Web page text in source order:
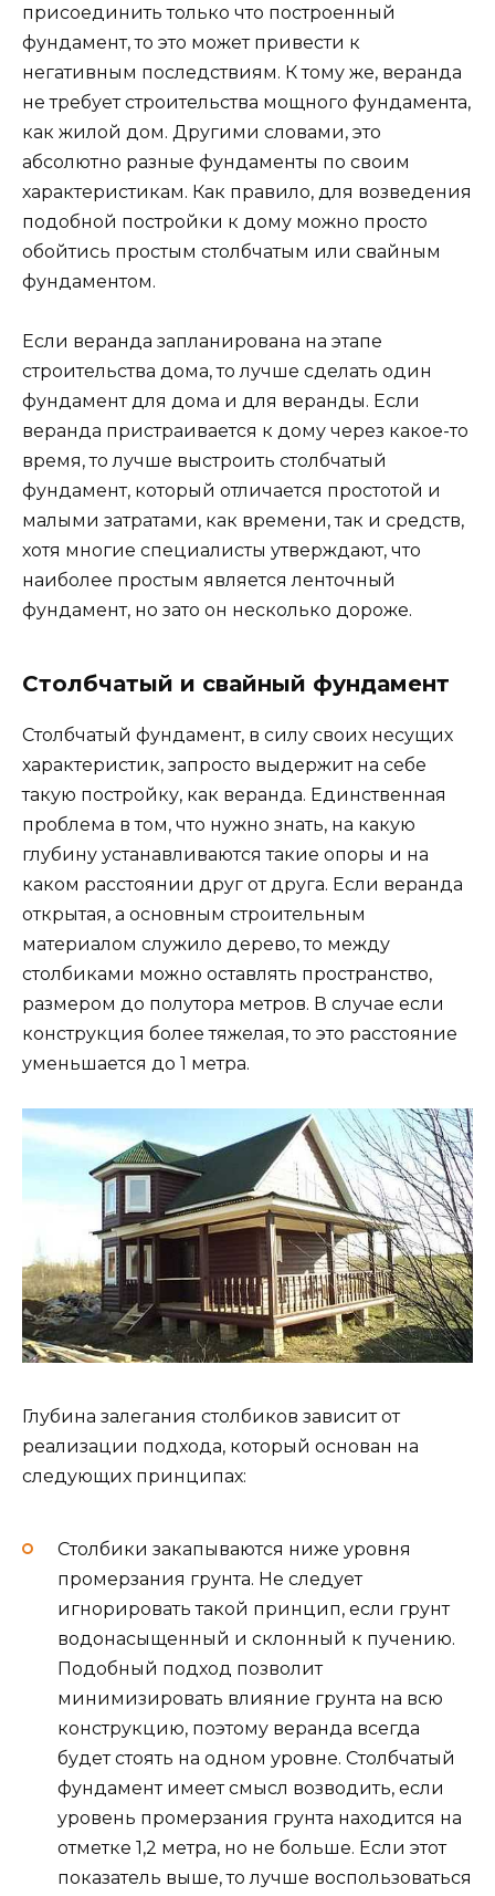
присоединить только что построенный
фундамент, то это может привести к
негативным последствиям. К тому же, веранда
не требует строительства мощного фундамента,
как жилой дом. Другими словами, это
абсолютно разные фундаменты по своим
характеристикам. Как правило, для возведения
подобной постройки к дому можно просто
обойтись простым столбчатым или свайным
фундаментом.
Если веранда запланирована на этапе
строительства дома, то лучше сделать один
фундамент для дома и для веранды. Если
веранда пристраивается к дому через какое-то
время, то лучше выстроить столбчатый
фундамент, который отличается простотой и
малыми затратами, как времени, так и средств,
хотя многие специалисты утверждают, что
наиболее простым является ленточный
фундамент, но зато он несколько дороже.
Столбчатый и свайный фундамент
Столбчатый фундамент, в силу своих несущих
характеристик, запросто выдержит на себе
такую постройку, как веранда. Единственная
проблема в том, что нужно знать, на какую
глубину устанавливаются такие опоры и на
каком расстоянии друг от друга. Если веранда
открытая, а основным строительным
материалом служило дерево, то между
столбиками можно оставлять пространство,
размером до полутора метров. В случае если
конструкция более тяжелая, то это расстояние
уменьшается до 1 метра.
Глубина залегания столбиков зависит от
реализации подхода, который основан на
следующих принципах:
Столбики закапываются ниже уровня
промерзания грунта. Не следует
игнорировать такой принцип, если грунт
водонасыщенный и склонный к пучению.
Подобный подход позволит
минимизировать влияние грунта на всю
конструкцию, поэтому веранда всегда
будет стоять на одном уровне. Столбчатый
фундамент имеет смысл возводить, если
уровень промерзания грунта находится на
отметке 1,2 метра, но не больше. Если этот
показатель выше, то лучше воспользоваться